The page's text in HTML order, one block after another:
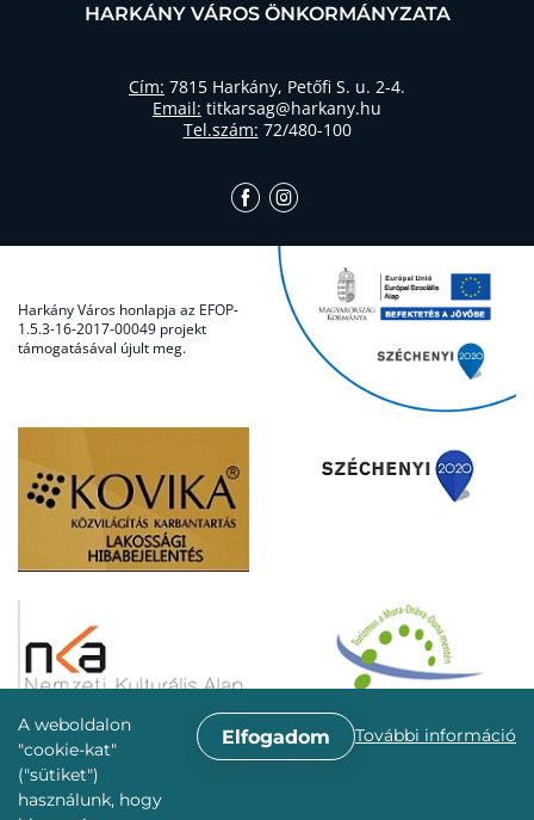
A weboldalon
"cookie-kat"
("sütiket")
használunk, hogy
Elfogadom További információ
HARKÁNY VÁROS ÖNKORMÁNYZATA
Cím: 7815 Harkány, Petőfi S. u. 2-4.
Email: titkarsag@harkany.hu
Tel.szám: 72/480-100
Harkány Város honlapja az EFOP-
1.5.3-16-2017-00049 projekt
támogatásával újult meg.